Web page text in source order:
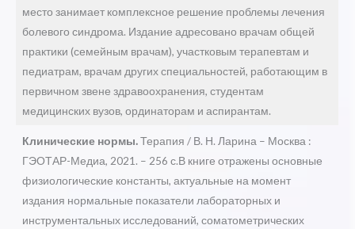
место занимает комплексное решение проблемы лечения
болевого синдрома. Издание адресовано врачам общей
практики (семейным врачам), участковым терапевтам и
педиатрам, врачам других специальностей, работающим в
первичном звене здравоохранения, студентам
медицинских вузов, ординаторам и аспирантам.
Клинические нормы.Терапия / В. Н. Ларина – Москва :
ГЭОТАР-Медиа, 2021. – 256 с.В книге отражены основные
физиологические константы, актуальные на момент
издания нормальные показатели лабораторных и
инструментальных исследований, соматометрических